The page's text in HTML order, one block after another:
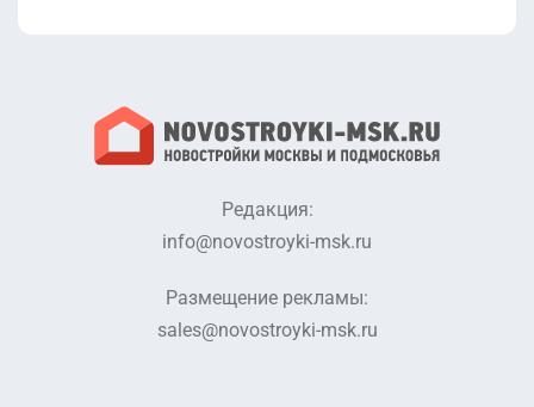
Редакция:
info@novostroyki-msk.ru
Размещение рекламы:
sales@novostroyki-msk.ru